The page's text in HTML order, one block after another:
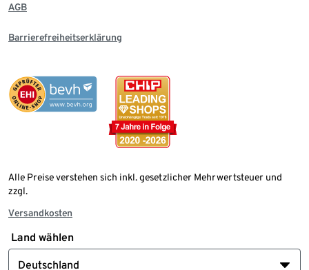
AGB
Barrierefreiheitserklärung
Alle Preise verstehen sich inkl. gesetzlicher Mehrwertsteuer und
zzgl.
Versandkosten
Land wählen
Deutschland